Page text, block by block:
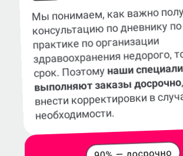
Мы понимаем, как важно
консультацию по дневнику по
практике по организации
здравоохранения недорого,
срок. Поэтомунаши
выполняют заказы досрочно
внести корректировки в
необходимости.